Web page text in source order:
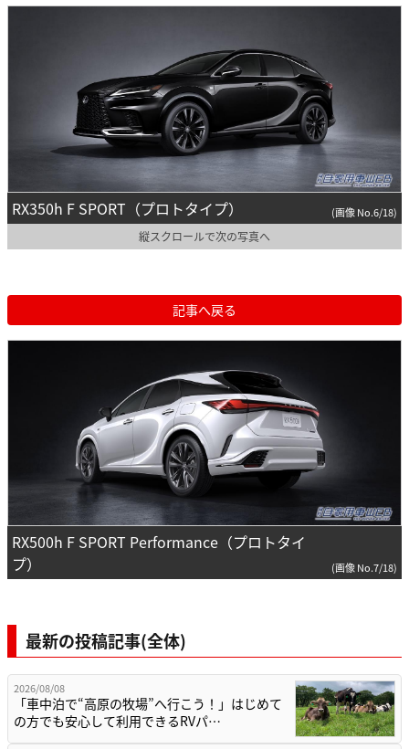
RX350h F SPORT（プロトタイプ） (画像 No.6/18)
縦スクロールで次の写真へ
記事へ戻る
RX500h F SPORT Performance（プロトタイ
プ）
(画像 No.7/18)
最新の投稿記事(全体)
2026/08/08
「車中泊で“高原の牧場”へ行こう！」はじめて
の方でも安心して利用できるRVパ…